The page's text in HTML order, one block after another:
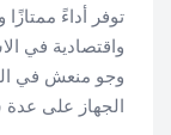
توفر أداءً
واقتصادية في
وجو منعش في
الجهاز على